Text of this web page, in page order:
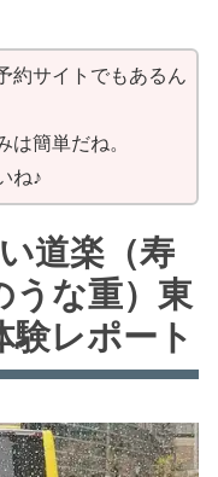
約サイトでもあるん
は簡単だね。
ね♪
道楽（寿
うな重）東
験レポート